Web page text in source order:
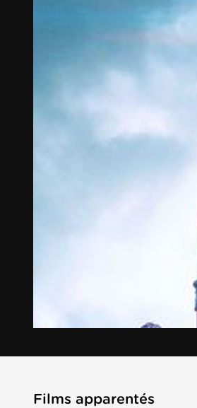
Films apparentés